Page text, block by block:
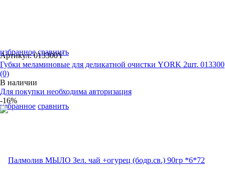
избранное сравнить
избранное сравнить
Артикул: 013300Y
Губки меламиновые для деликатной очистки YORK 2шт. 013300
(0)
В наличии
Для покупки необходима авторизация
-16%